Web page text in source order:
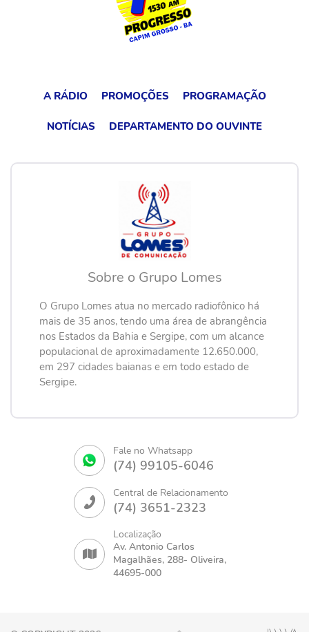
A RÁDIO PROMOÇÕES PROGRAMAÇÃO
NOTÍCIAS DEPARTAMENTO DO OUVINTE
Sobre o Grupo Lomes
O Grupo Lomes atua no mercado radiofônico há
mais de 35 anos, tendo uma área de abrangência
nos Estados da Bahia e Sergipe, com um alcance
populacional de aproximadamente 12.650.000,
em 297 cidades baianas e em todo estado de
Sergipe.
Fale no Whatsapp
(74) 99105-6046
Central de Relacionamento
(74) 3651-2323
Localização
Av. Antonio Carlos
Magalhães, 288- Oliveira,
44695-000